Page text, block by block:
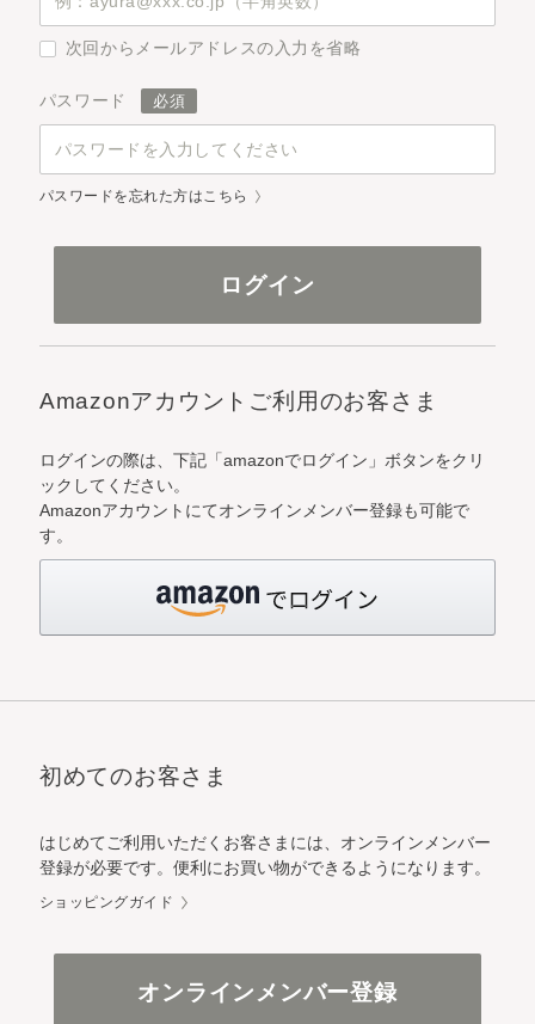
次回からメールアドレスの入力を省略
パスワード
パスワードを忘れた方はこちら
Amazonアカウントご利用のお客さま
ログインの際は、下記「amazonでログイン」ボタンをクリ
ックしてください。
Amazonアカウントにてオンラインメンバー登録も可能で
す。
初めてのお客さま
はじめてご利用いただくお客さまには、オンラインメンバー
登録が必要です。便利にお買い物ができるようになります。
ショッピングガイド
オンラインメンバー登録